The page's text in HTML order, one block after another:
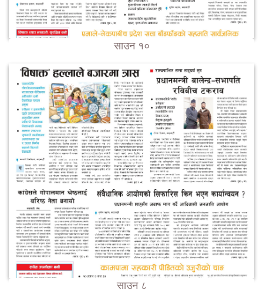
साउन १०
साउन ८